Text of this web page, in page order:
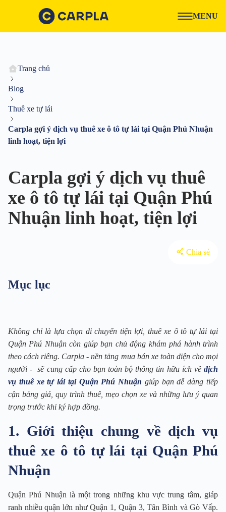
MENU
Trang chủ
Blog
Thuê xe tự lái
Carpla gợi ý dịch vụ thuê xe ô tô tự lái tại Quận Phú Nhuận
linh hoạt, tiện lợi
Carpla gợi ý dịch vụ thuê
xe ô tô tự lái tại Quận Phú
Nhuận linh hoạt, tiện lợi
Chia sẻ
Không chỉ là lựa chọn di chuyển tiện lợi, thuê xe ô tô tự lái tại
Quận Phú Nhuận còn giúp bạn chủ động khám phá hành trình
theo cách riêng. Carpla - nền tảng mua bán xe toàn diện cho mọi
người - sẽ cung cấp cho bạn toàn bộ thông tin hữu ích về dịch
vụ thuê xe tự lái tại Quận Phú Nhuận giúp bạn dễ dàng tiếp
cận bảng giá, quy trình thuê, mẹo chọn xe và những lưu ý quan
trọng trước khi ký hợp đồng.
1. Giới thiệu chung về dịch vụ
thuê xe ô tô tự lái tại Quận Phú
Nhuận
Quận Phú Nhuận là một trong những khu vực trung tâm, giáp
ranh nhiều quận lớn như Quận 1, Quận 3, Tân Bình và Gò Vấp.
Mục lục